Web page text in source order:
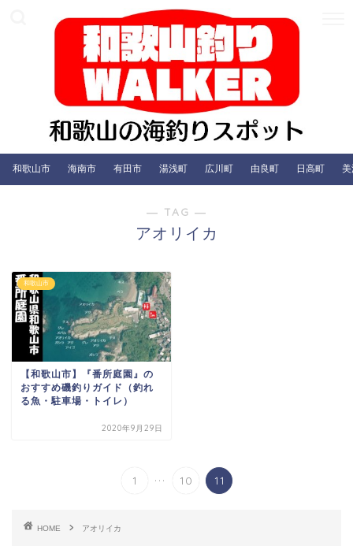
和歌山市 海南市 有田市 湯浅町 広川町 由良町 日高町
― TAG ―
アオリイカ
和歌山市
【和歌山市】『番所庭園』の
おすすめ磯釣りガイド（釣れ
る魚・駐車場・トイレ）
2020年9月29日
1 ... 10 11
HOME アオリイカ